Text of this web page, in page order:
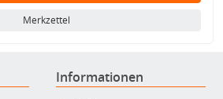
Merkzettel
Informationen